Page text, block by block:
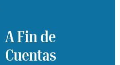
A Fin de
Cuentas